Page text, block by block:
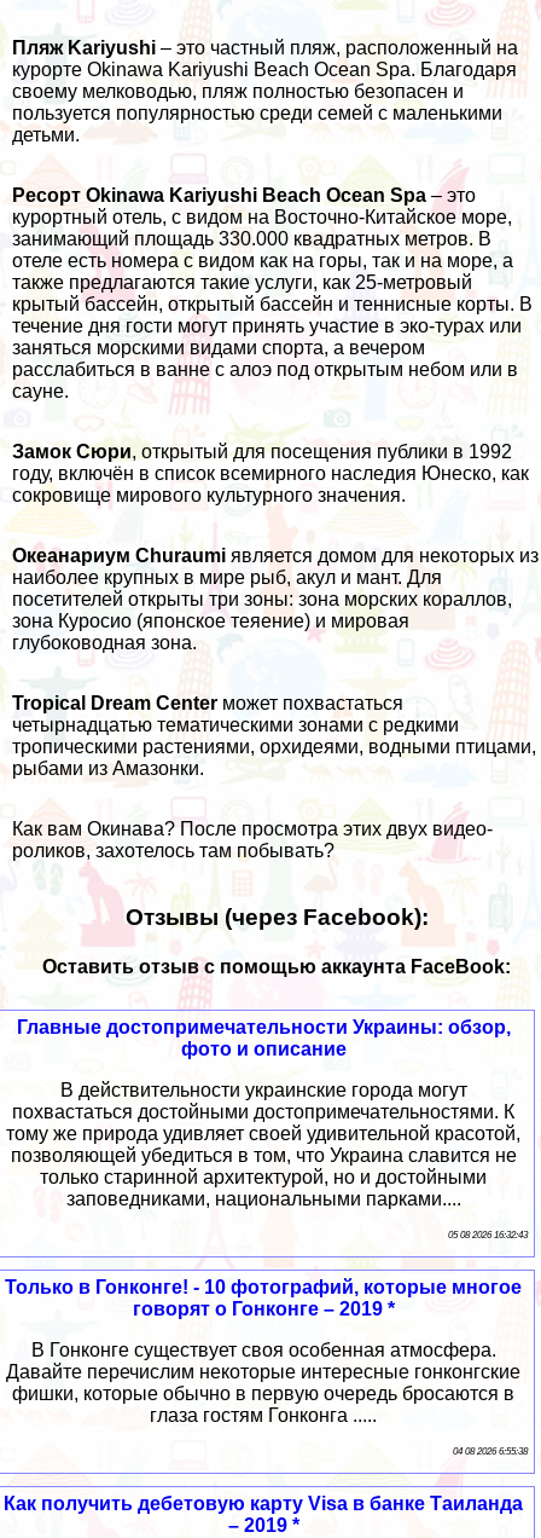
Пляж Kariyushi – это частный пляж, расположенный на
курорте Okinawa Kariyushi Beach Ocean Spa. Благодаря
своему мелководью, пляж полностью безопасен и
пользуется популярностью среди семей с маленькими
детьми.
Ресорт Okinawa Kariyushi Beach Ocean Spa – это
курортный отель, с видом на Восточно-Китайское море,
занимающий площадь 330.000 квадратных метров. В
отеле есть номера с видом как на горы, так и на море, а
также предлагаются такие услуги, как 25-метровый
крытый бассейн, открытый бассейн и теннисные корты. В
течение дня гости могут принять участие в эко-турах или
заняться морскими видами спорта, а вечером
расслабиться в ванне с алоэ под открытым небом или в
сауне.
Замок Сюри, открытый для посещения публики в 1992
году, включён в список всемирного наследия Юнеско, как
сокровище мирового культурного значения.
Океанариум Churaumi является домом для некоторых из
наиболее крупных в мире рыб, акул и мант. Для
посетителей открыты три зоны: зона морских кораллов,
зона Куросио (японское теяение) и мировая
глубоководная зона.
Tropical Dream Center может похвастаться
четырнадцатью тематическими зонами с редкими
тропическими растениями, орхидеями, водными птицами,
рыбами из Амазонки.
Как вам Окинава? После просмотра этих двух видео-
роликов, захотелось там побывать?
Отзывы (через Facebook):
Оставить отзыв с помощью аккаунта FaceBook:
Главные достопримечательности Украины: обзор,
фото и описание
В действительности украинские города могут
похвастаться достойными достопримечательностями. К
тому же природа удивляет своей удивительной красотой,
позволяющей убедиться в том, что Украина славится не
только старинной архитектурой, но и достойными
заповедниками, национальными парками....
05 08 2026 16:32:43
Только в Гонконге! - 10 фотографий, которые многое
говорят о Гонконге – 2019 *
В Гонконге существует своя особенная атмосфера.
Давайте перечислим некоторые интересные гонконгские
фишки, которые обычно в первую очередь бросаются в
глаза гостям Гонконга .....
04 08 2026 6:55:38
Как получить дебетовую карту Visa в банке Таиланда
– 2019 *